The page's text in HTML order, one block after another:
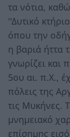
τα νότια,
''Δυτικό
όπου την
η βαριά ήττα
γνωρίζει και
5ου αι. π.Χ.,
πόλεις της
τις Μυκήνες.
μνημειακό
επίσημης